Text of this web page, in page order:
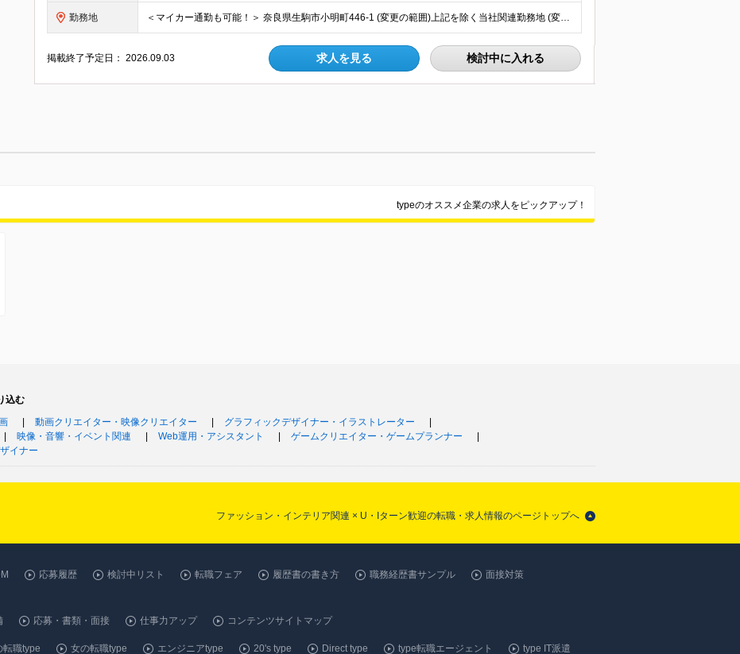
勤務地 ＜マイカー通勤も可能！＞ 奈良県生駒市小明町446-1 (変更の範囲)上記を除く当社関連勤務地 (変更の範囲)仕事内容欄に記載の業務を除く当社業務全般
掲載終了予定日：2026.09.03 求人を見る 検討中に入れる
typeのオススメ企業の求人をピックアップ！
込む
動画クリエイター・映像クリエイター
グラフィックデザイナー・イラストレーター
映像・音響・イベント関連 Web運用・アシスタント
ゲームクリエイター・ゲームプランナー
イナー
ファッション・インテリア関連 × U・Iターン歓迎の転職・求人情報のページトップへ
応募履歴 検討中リスト 転職フェア 履歴書の書き方 職務経歴書サンプル
面接対策
応募・書類・面接 仕事力アップ コンテンツサイトマップ
転職type 女の転職type エンジニアtype 20's type Direct type type転職エージェント type IT派遣